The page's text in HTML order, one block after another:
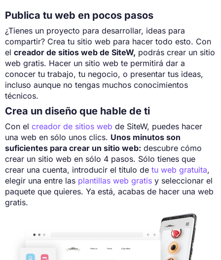
Publica tu web en pocos pasos
¿Tienes un proyecto para desarrollar, ideas para
compartir? Crea tu sitio web para hacer todo esto. Con
el creador de sitios web de SiteW, podrás crear un sitio
web gratis. Hacer un sitio web te permitirá dar a
conocer tu trabajo, tu negocio, o presentar tus ideas,
incluso aunque no tengas muchos conocimientos
técnicos.
Crea un diseño que hable de ti
Con el creador de sitios web de SiteW, puedes hacer
una web en sólo unos clics. Unos minutos son
suficientes para crear un sitio web: descubre cómo
crear un sitio web en sólo 4 pasos. Sólo tienes que
crear una cuenta, introducir el título de tu web gratuita,
elegir una entre las plantillas web gratis y seleccionar el
paquete que quieres. Ya está, acabas de hacer una web
gratis.